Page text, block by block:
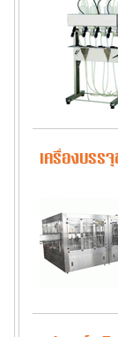
เครื่องบรร